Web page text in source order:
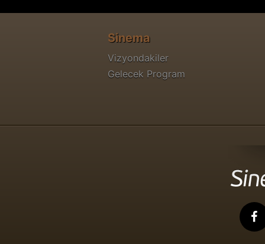
Sinema
Vizyondakiler
Gelecek Program